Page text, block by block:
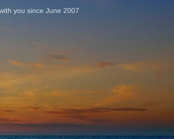
you since June 2007